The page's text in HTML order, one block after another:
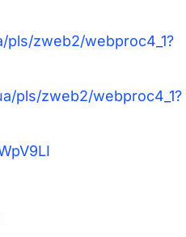
pls/zweb2/webproc4_1?
pls/zweb2/webproc4_1?